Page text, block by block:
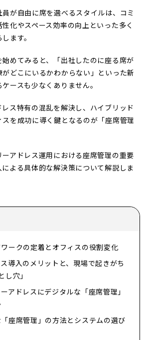
が自由に席を選べるスタイルは、コミ
化やスペース効率の向上といった多く
ます。
始めてみると、「出社したのに座る席が
どこにいるかわからない」といった新
ースも少なくありません。
ス特有の混乱を解決し、ハイブリッド
を成功に導く鍵となるのが「座席管理
アドレス運用における座席管理の重要
よる具体的な解決策について解説しま
ークの定着とオフィスの役割変化
導入のメリットと、現場で起きがち
し穴」
アドレスにデジタルな「座席管理」
座席管理」の方法とシステムの選び